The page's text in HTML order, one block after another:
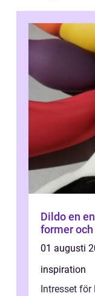
Dildo en enkel guide till material,
former
01 augusti
inspiration
Intresset för